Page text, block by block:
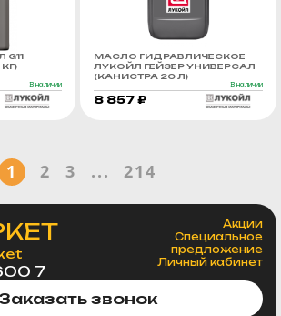
В наличии
МАСЛО ГИДРАВЛИЧЕСКОЕ
ЛУКОЙЛ ГЕЙЗЕР УНИВЕРСАЛ
(КАНИСТРА 20 Л)
В наличии
8 857 ₽
1 2 3 ... 214
7
Акции
Специальное
предложение
Личный кабинет
Заказать звонок